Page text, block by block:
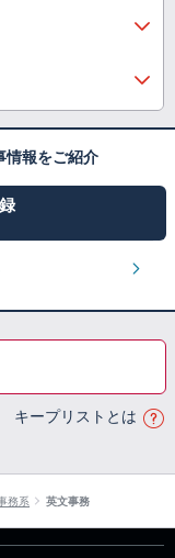
情報をご紹介
キープリストとは
務系 英文事務